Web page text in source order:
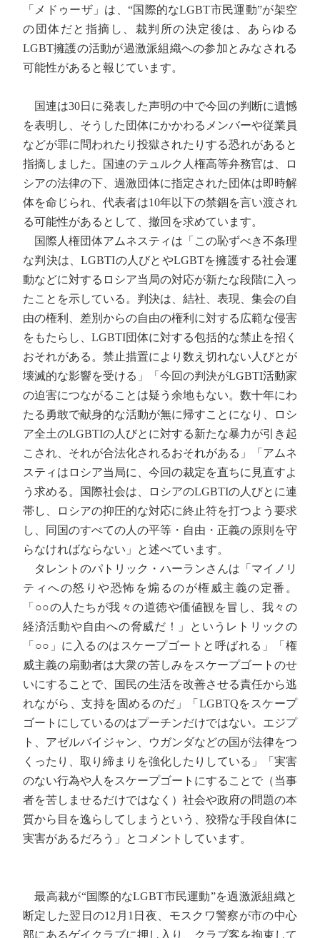
「メドゥーザ」は、“国際的なLGBT市民運動”が架空
の団体だと指摘し、裁判所の決定後は、あらゆる
LGBT擁護の活動が過激派組織への参加とみなされる
可能性があると報じています。
国連は30日に発表した声明の中で今回の判断に遺憾
を表明し、そうした団体にかかわるメンバーや従業員
などが罪に問われたり投獄されたりする恐れがあると
指摘しました。国連のテュルク人権高等弁務官は、ロ
シアの法律の下、過激団体に指定された団体は即時解
体を命じられ、代表者は10年以下の禁錮を言い渡され
る可能性があるとして、撤回を求めています。
国際人権団体アムネスティは「この恥ずべき不条理
な判決は、LGBTIの人びとやLGBTを擁護する社会運
動などに対するロシア当局の対応が新たな段階に入っ
たことを示している。判決は、結社、表現、集会の自
由の権利、差別からの自由の権利に対する広範な侵害
をもたらし、LGBTI団体に対する包括的な禁止を招く
おそれがある。禁止措置により数え切れない人びとが
壊滅的な影響を受ける」「今回の判決がLGBTI活動家
の迫害につながることは疑う余地もない。数十年にわ
たる勇敢で献身的な活動が無に帰すことになり、ロシ
ア全土のLGBTIの人びとに対する新たな暴力が引き起
こされ、それが合法化されるおそれがある」「アムネ
スティはロシア当局に、今回の裁定を直ちに見直すよ
う求める。国際社会は、ロシアのLGBTIの人びとに連
帯し、ロシアの抑圧的な対応に終止符を打つよう要求
し、同国のすべての人の平等・自由・正義の原則を守
らなければならない」と述べています。
タレントのパトリック・ハーランさんは「マイノリ
ティへの怒りや恐怖を煽るのが権威主義の定番。
「○○の人たちが我々の道徳や価値観を冒し、我々の
経済活動や自由への脅威だ！」というレトリックの
「○○」に入るのはスケープゴートと呼ばれる」「権
威主義の扇動者は大衆の苦しみをスケープゴートのせ
いにすることで、国民の生活を改善させる責任から逃
れながら、支持を固めるのだ」「LGBTQをスケープ
ゴートにしているのはプーチンだけではない。エジプ
ト、アゼルバイジャン、ウガンダなどの国が法律をつ
くったり、取り締まりを強化したりしている」「実害
のない行為や人をスケープゴートにすることで（当事
者を苦しませるだけではなく）社会や政府の問題の本
質から目を逸らしてしまうという、狡猾な手段自体に
実害があるだろう」とコメントしています。
最高裁が“国際的なLGBT市民運動”を過激派組織と
断定した翌日の12月1日夜、モスクワ警察が市の中心
部にあるゲイクラブに押し入り、クラブ客を拘束して